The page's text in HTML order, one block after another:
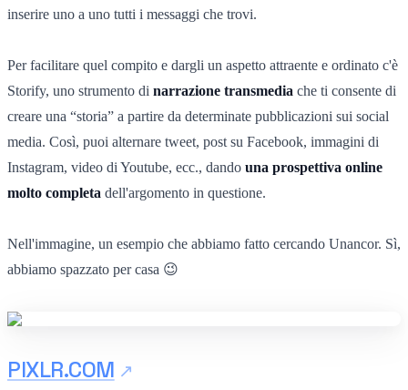
inserire uno a uno tutti i messaggi che trovi.
Per facilitare quel compito e dargli un aspetto attraente e ordinato c'è
Storify, uno strumento di narrazione transmedia che ti consente di
creare una “storia” a partire da determinate pubblicazioni sui social
media. Così, puoi alternare tweet, post su Facebook, immagini di
Instagram, video di Youtube, ecc., dando una prospettiva online
molto completa dell'argomento in questione.
Nell'immagine, un esempio che abbiamo fatto cercando Unancor. Sì,
abbiamo spazzato per casa 😉
PIXLR.COM